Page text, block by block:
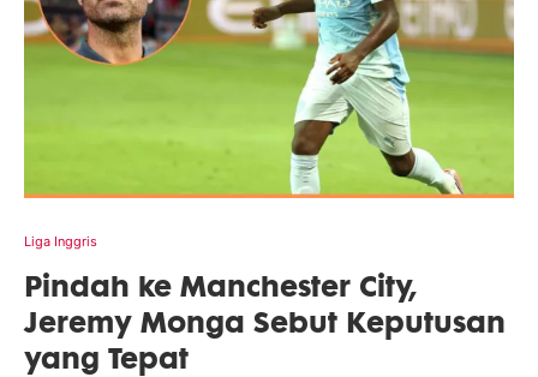
Liga Inggris
Pindah ke Manchester City,
Jeremy Monga Sebut Keputusan
yang Tepat